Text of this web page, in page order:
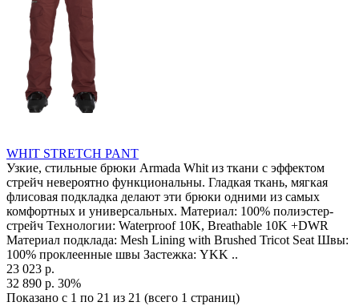
WHIT STRETCH PANT
Узкие, стильные брюки Armada Whit из ткани с эффектом
стрейч невероятно функциональны. Гладкая ткань, мягкая
флисовая подкладка делают эти брюки одними из самых
комфортных и универсальных. Материал: 100% полиэстер-
стрейч Технологии: Waterproof 10K, Breathable 10K +DWR
Материал подклада: Mesh Lining with Brushed Tricot Seat Швы:
100% проклеенные швы Застежка: YKK ..
23 023 р.
32 890 р. 30%
Показано с 1 по 21 из 21 (всего 1 страниц)